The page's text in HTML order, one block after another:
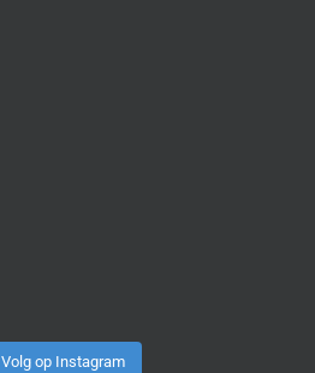
Volg op Instagram